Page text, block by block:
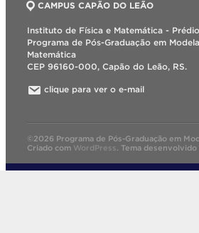
CAMPUS CAPÃO DO LEÃO
Instituto de Física e Matemática -
Programa de Pós-Graduação em
Matemática
CEP 96160-000, Capão do Leão, RS.
clique para ver o e-mail
©2026 Programa de Pós-Graduação em
Criado com WordPress. Tema desenvolvido